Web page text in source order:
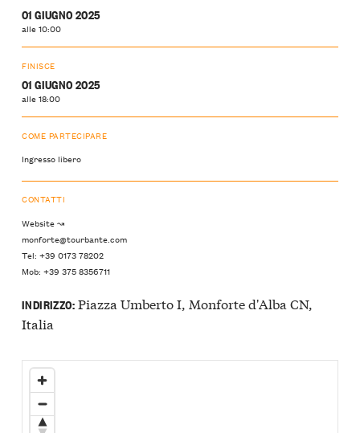
01 GIUGNO 2025
alle 10:00
FINISCE
01 GIUGNO 2025
alle 18:00
COME PARTECIPARE
Ingresso libero
CONTATTI
Website ↝
monforte@tourbante.com
Tel: +39 0173 78202
Mob: +39 375 8356711
INDIRIZZO:Piazza Umberto I, Monforte d'Alba CN,
Italia